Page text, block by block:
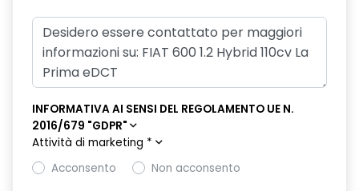
Plancia avorio
Poggiatesta posteriore
PORTELLONE AD AZIONAMENTO AUTOMATICO "HANDS FREE"
INFORMATIVA AI SENSI DEL REGOLAMENTO UE N.
2016/679 "GDPR"
Attività di marketing *
Acconsento
Non acconsento